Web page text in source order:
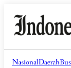
NasionalDaerah